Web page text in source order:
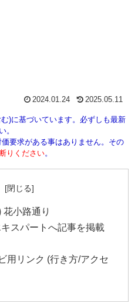
2024.01.24 2025.05.11
)に基づいています。必ずしも最新
。
要求がある事はありません。その
りください。
小路通り
スパートへ記事を掲載
用リンク (行き方/アクセ